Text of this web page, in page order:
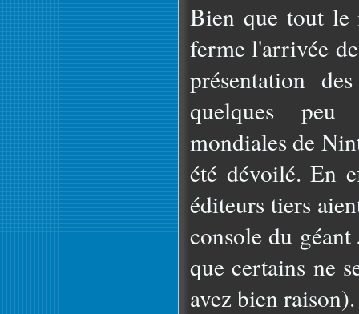
Bien que tout le
ferme l'arrivée
présentation
quelques peu
mondiales de
été dévoilé. En
éditeurs tiers
console du
que certains ne
avez bien raison).